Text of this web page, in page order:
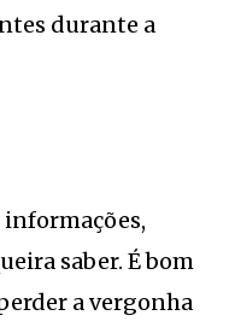
durante a
saber. É bom
a vergonha